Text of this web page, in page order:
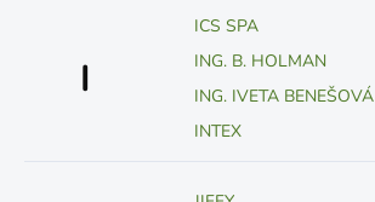
I
ICS SPA
ING. B. HOLMAN
ING. IVETA BENEŠOVÁ
INTEX